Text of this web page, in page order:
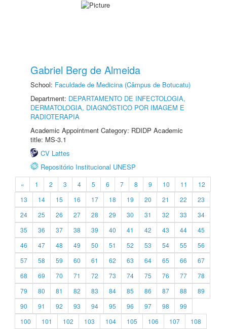
Gabriel Berg de Almeida
School: Faculdade de Medicina (Câmpus de Botucatu)
Department: DEPARTAMENTO DE INFECTOLOGIA,
DERMATOLOGIA, DIAGNÓSTICO POR IMAGEM E
RADIOTERAPIA
Academic Appointment Category: RDIDP Academic
title: MS-3.1
CV Lattes
Repositório Institucional UNESP
« 1 2 3 4 5 6 7 8 9 10 11
12
13
14 15 16 17 18 19 20 21 22
23
24
25 26 27 28 29 30 31 32 33
34
35
36 37 38 39 40 41 42 43 44
45
46
47 48 49 50 51 52 53 54 55
56
57
58 59 60 61 62 63 64 65 66
67
68
69 70 71 72 73 74 75 76 77
78
79
80 81 82 83 84 85 86 87 88
89
90
91 92 93 94 95 96 97 98
99
100
101 102 103 104 105 106 107
108